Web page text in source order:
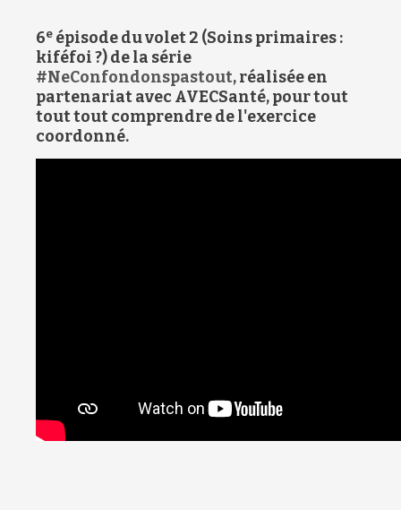
6e épisode du volet 2 (Soins primaires :
kiféfoi ?) de la série
#NeConfondonspastout, réalisée en
partenariat avec AVECSanté, pour tout
tout tout comprendre de l'exercice
coordonné.